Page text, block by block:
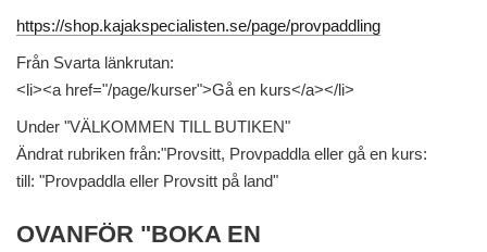
https://shop.kajakspecialisten.se/page/provpaddling
Från Svarta länkrutan:
<li><a href="/page/kurser">Gå en kurs</a></li>
Under "VÄLKOMMEN TILL BUTIKEN"
Ändrat rubriken från:"Provsitt, Provpaddla eller gå en kurs:
till: "Provpaddla eller Provsitt på land"
OVANFÖR "BOKA EN